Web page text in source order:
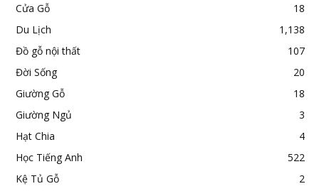
Cửa Gỗ
18
Du Lịch
1,138
Đồ gỗ nội thất
107
Đời Sống
20
Giường Gỗ
18
Giường Ngủ
3
Hạt Chia
4
Học Tiếng Anh
522
Kệ Tủ Gỗ
2